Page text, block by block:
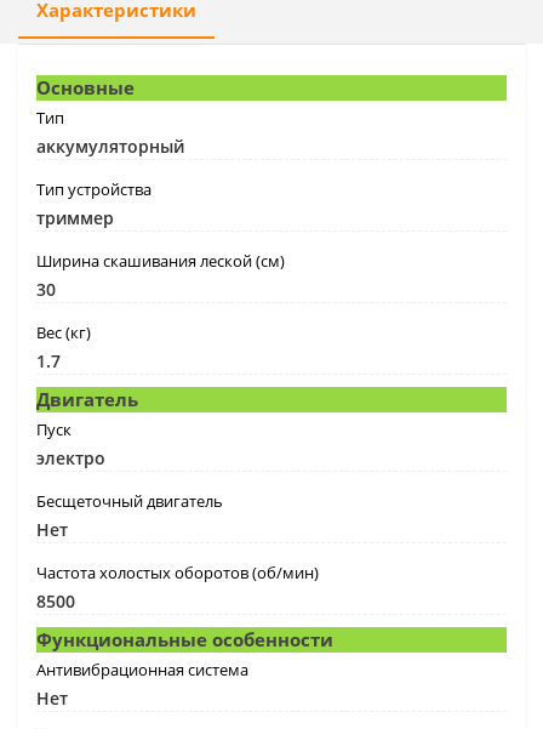
Характеристики
Основные
Тип
аккумуляторный
Тип устройства
триммер
Ширина скашивания леской (см)
30
Вес (кг)
1.7
Двигатель
Пуск
электро
Бесщеточный двигатель
Нет
Частота холостых оборотов (об/мин)
8500
Функциональные особенности
Антивибрационная система
Нет